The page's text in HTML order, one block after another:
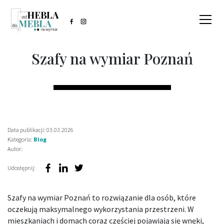
Szafy na wymiar Poznań
Data publikacji: 03.03.2026
Kategoria: Blog
Autor:
Udostępnij:
Szafy na wymiar Poznań to rozwiązanie dla osób, które
oczekują maksymalnego wykorzystania przestrzeni. W
mieszkaniach i domach coraz częściej pojawiają się wnęki,